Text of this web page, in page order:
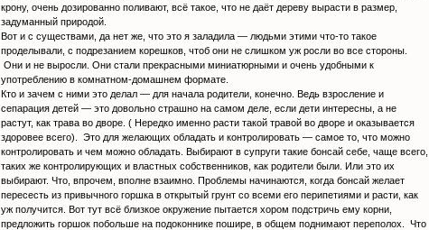
крону, очень дозированно поливают, всё такое, что не даёт дереву вырасти в размер,
задуманный природой.
Вот и с существами, да нет же, что это я заладила — людьми этими что-то такое
проделывали, с подрезанием корешков, чтоб они не слишком уж росли во все стороны.
Они и не выросли. Они стали прекрасными миниатюрными и очень удобными к
употреблению в комнатном-домашнем формате.
Кто и зачем с ними это делал — для начала родители, конечно. Ведь взросление и
сепарация детей — это довольно страшно на самом деле, если дети интересны, а не
растут, как трава во дворе. ( Нередко именно расти такой травой во дворе и оказывается
здоровее всего). Это для желающих обладать и контролировать — самое то, что можно
контролировать и чем можно обладать. Выбирают в супруги такие бонсай себе, чаще всего,
таких же контролирующих и властных собственников, как родители были. Или это их
выбирают. Что, впрочем, вполне взаимно. Проблемы начинаются, когда бонсай желает
пересесть из привычного горшка в открытый грунт со всеми его перипетиями и расти, как
уж получится. Вот тут всё близкое окружение пытается хором подстричь ему корни,
предложить горшок побольше на подоконнике пошире, в общем поднимают переполох. Что